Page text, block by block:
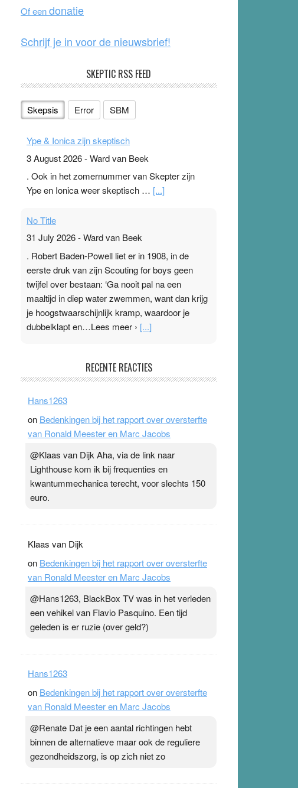
k
Of eendonatie
Schrijf je in voor de nieuwsbrief!
SKEPTIC RSS FEED
Skepsis Error SBM
Ype & Ionica zijn skeptisch
3 August 2026-Ward van Beek
. Ook in het zomernummer van Skepter zijn
Ype en Ionica weer skeptisch … [...]
No Title
31 July 2026-Ward van Beek
. Robert Baden-Powell liet er in 1908, in de
eerste druk van zijn Scouting for boys geen
twijfel over bestaan: ‘Ga nooit pal na een
maaltijd in diep water zwemmen, want dan krijg
je hoogstwaarschijnlijk kramp, waardoor je
dubbelklapt en…Lees meer › [...]
Ward van Beek
topsporters. Ze hopen ermee hun hartslag te
verlagen terwijl ze meer zuurstof opnemen.
Daarop heeft zo’n pleister geen effect. Maar het
zijn. Door…Lees meer Pleisterplakkers in de
topspsort ›[...]
RECENTE REACTIES
Hans1263
on Bedenkingen bij het rapport over oversterfte
van Ronald Meester en Marc Jacobs
@Klaas van Dijk Aha, via de link naar
Lighthouse kom ik bij frequenties en
kwantummechanica terecht, voor slechts 150
euro.
Klaas van Dijk
on Bedenkingen bij het rapport over oversterfte
van Ronald Meester en Marc Jacobs
@Hans1263, BlackBox TV was in het verleden
een vehikel van Flavio Pasquino. Een tijd
geleden is er ruzie (over geld?)
Hans1263
on Bedenkingen bij het rapport over oversterfte
van Ronald Meester en Marc Jacobs
@Renate Dat je een aantal richtingen hebt
binnen de alternatieve maar ook de reguliere
gezondheidszorg, is op zich niet zo